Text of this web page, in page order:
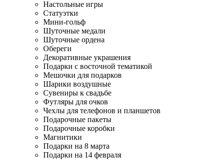
Настольные игры
Статуэтки
Мини-гольф
Шуточные медали
Шуточные ордена
Обереги
Декоративные украшения
Подарки с восточной тематикой
Мешочки для подарков
Шарики воздушные
Сувениры к свадьбе
Футляры для очков
Чехлы для телефонов и планшетов
Подарочные пакеты
Подарочные коробки
Магнитики
Подарки на 8 марта
Подарки на 14 февраля